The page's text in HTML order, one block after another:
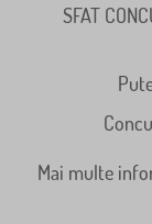
SFAT
Mai multe